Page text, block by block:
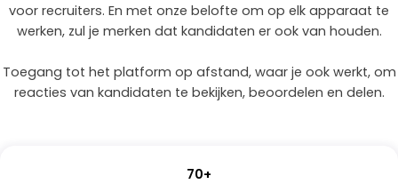
voor recruiters. En met onze belofte om op elk apparaat te
werken, zul je merken dat kandidaten er ook van houden.
Toegang tot het platform op afstand, waar je ook werkt, om
reacties van kandidaten te bekijken, beoordelen en delen.
70+